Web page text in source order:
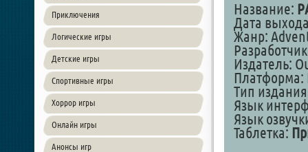
Приключения
Логические игры
Детские игры
Спортивные игры
Хоррор игры
Онлайн игры
Анонсы игр
Название:
Дата
Жанр:
Издатель:
Платформа:
Тип
Язык
Язык
Таблетка: